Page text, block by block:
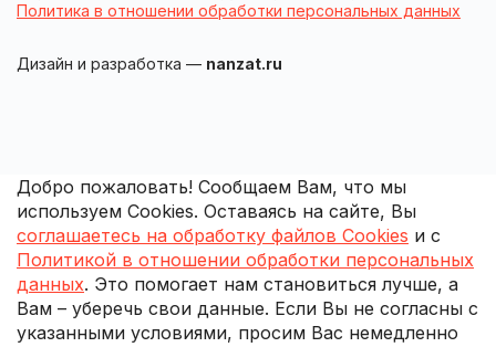
Политика в отношении обработки персональных данных
Дизайн и разработка — nanzat.ru
Добро пожаловать! Сообщаем Вам, что мы
используем Cookies. Оставаясь на сайте, Вы
соглашаетесь на обработку файлов Cookies и с
Политикой в отношении обработки персональных
данных. Это помогает нам становиться лучше, а
Вам – уберечь свои данные. Если Вы не согласны с
указанными условиями, просим Вас немедленно